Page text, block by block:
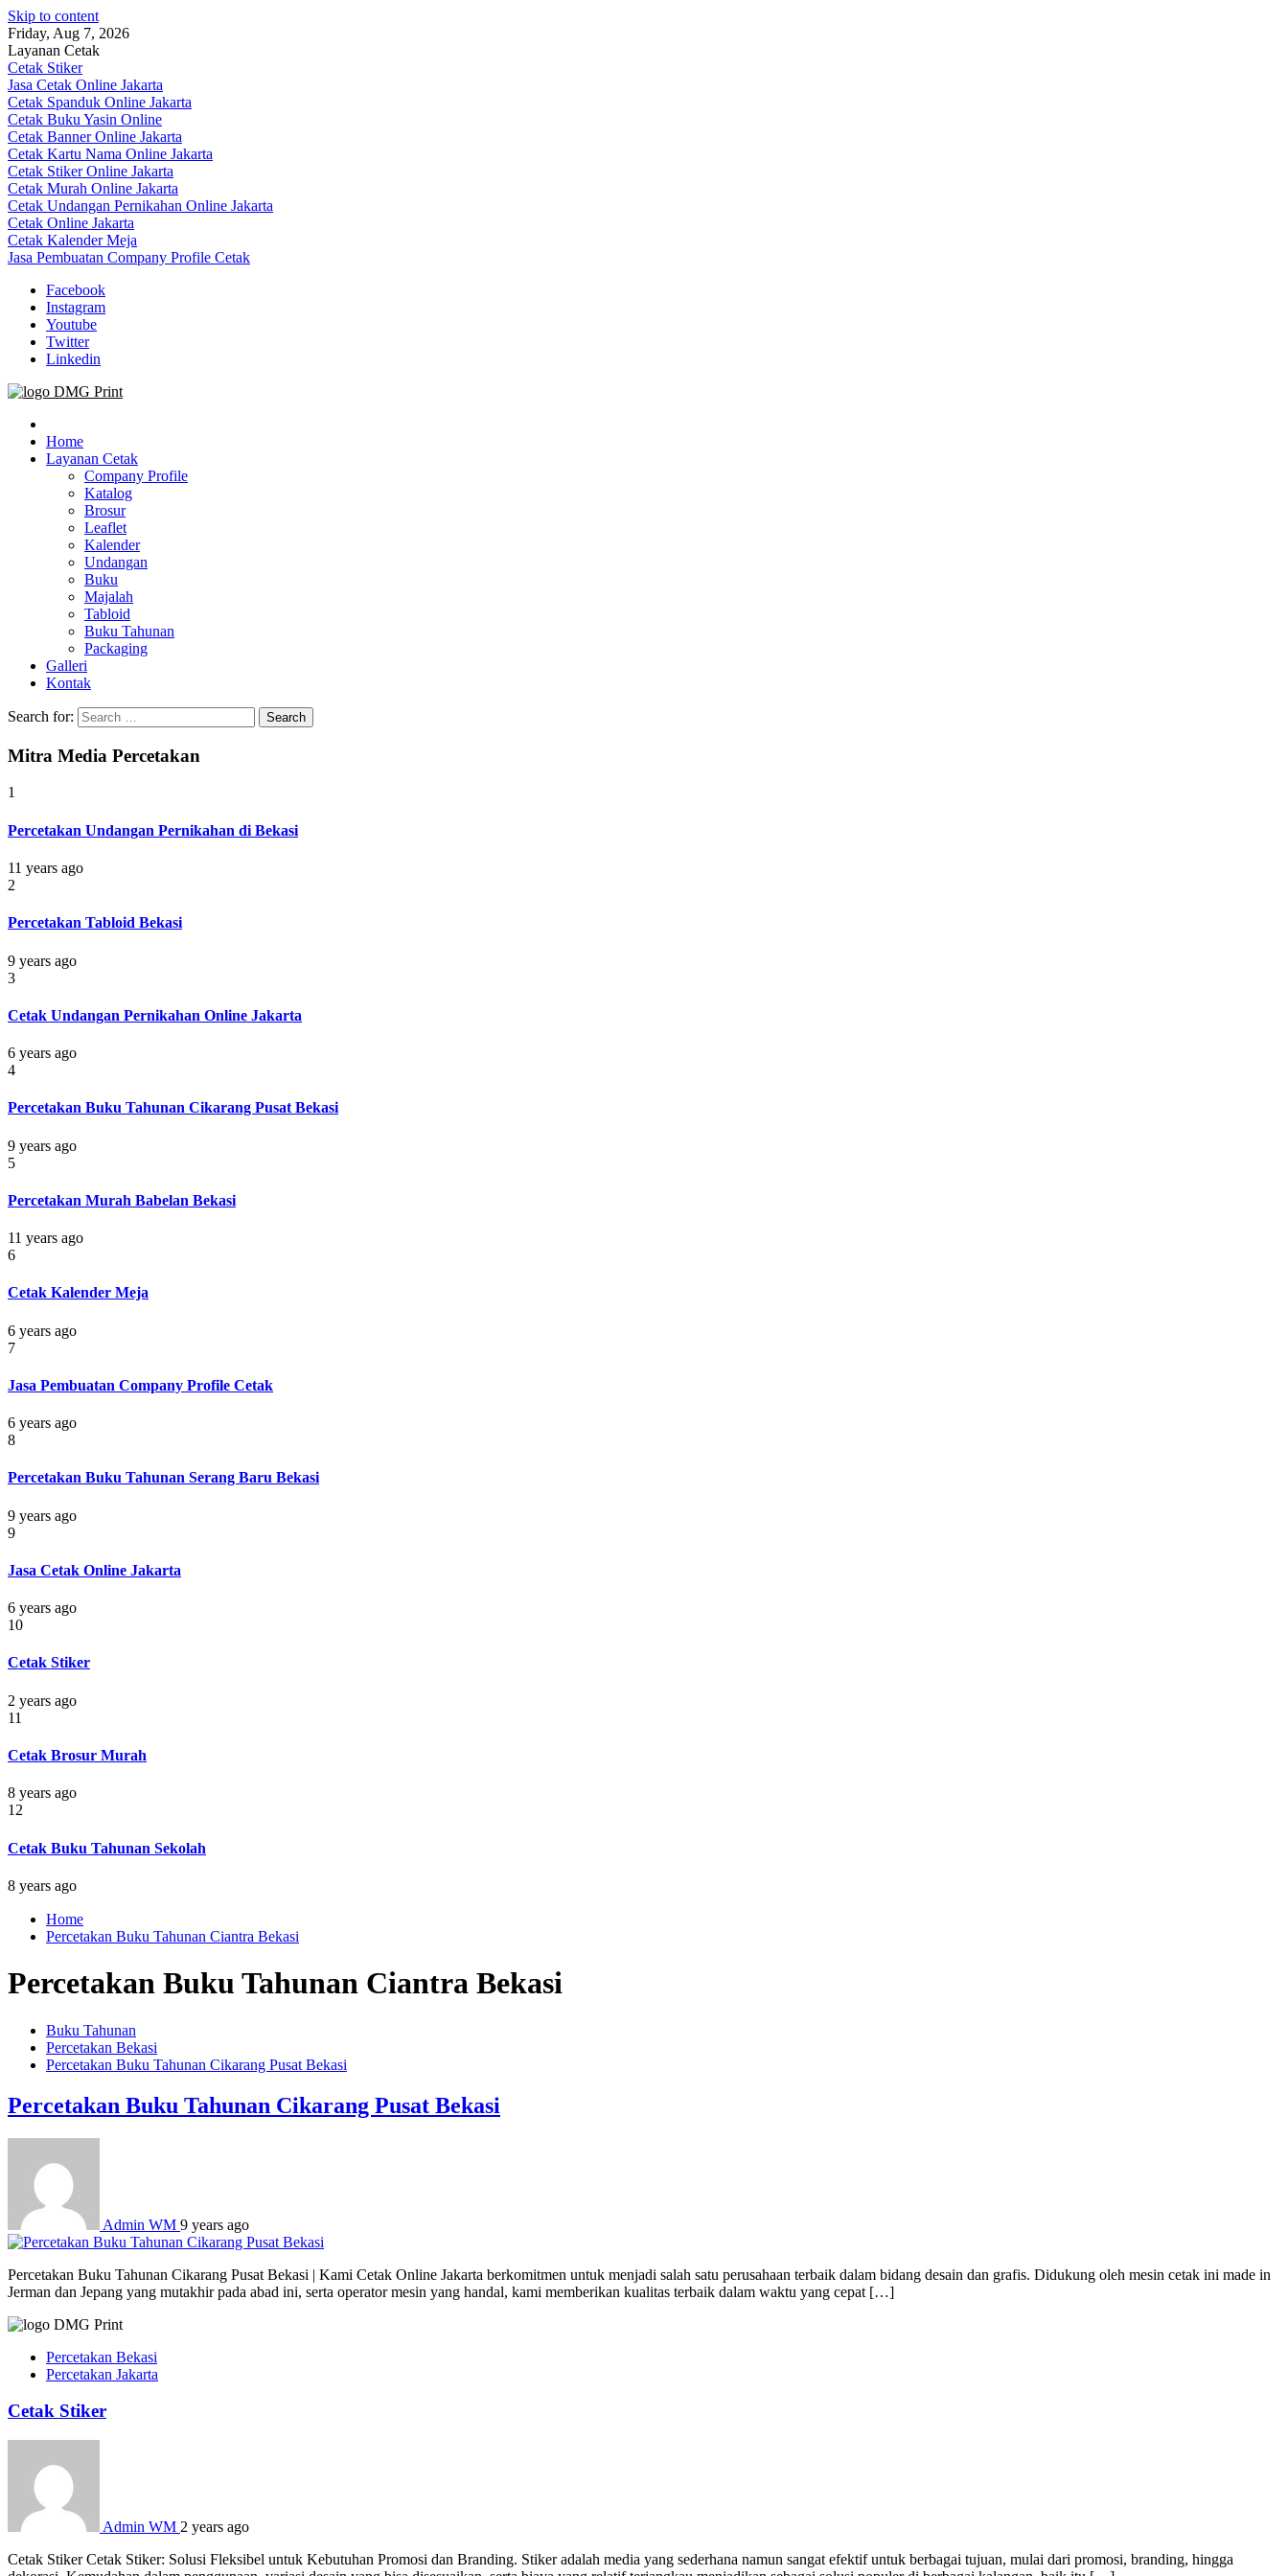
Skip to content
Friday, Aug 7, 2026
Layanan Cetak
Cetak Stiker
Jasa Cetak Online Jakarta
Cetak Spanduk Online Jakarta
Cetak Buku Yasin Online
Cetak Banner Online Jakarta
Cetak Kartu Nama Online Jakarta
Cetak Stiker Online Jakarta
Cetak Murah Online Jakarta
Cetak Undangan Pernikahan Online Jakarta
Cetak Online Jakarta
Cetak Kalender Meja
Jasa Pembuatan Company Profile Cetak
Facebook
Instagram
Youtube
Twitter
Linkedin
Jasa Cetak Online DMG Printing
Home
Layanan Cetak
Company Profile
Katalog
Brosur
Leaflet
Kalender
Undangan
Buku
Majalah
Tabloid
Buku Tahunan
Packaging
Galleri
Kontak
Search for:
Mitra Media Percetakan
1
Percetakan Undangan Pernikahan di Bekasi
11 years ago
2
Percetakan Tabloid Bekasi
9 years ago
3
Cetak Undangan Pernikahan Online Jakarta
6 years ago
4
Percetakan Buku Tahunan Cikarang Pusat Bekasi
9 years ago
5
Percetakan Murah Babelan Bekasi
11 years ago
6
Cetak Kalender Meja
6 years ago
7
Jasa Pembuatan Company Profile Cetak
6 years ago
8
Percetakan Buku Tahunan Serang Baru Bekasi
9 years ago
9
Jasa Cetak Online Jakarta
6 years ago
10
Cetak Stiker
2 years ago
11
Cetak Brosur Murah
8 years ago
12
Cetak Buku Tahunan Sekolah
8 years ago
Home
Percetakan Buku Tahunan Ciantra Bekasi
Percetakan Buku Tahunan Ciantra Bekasi
Buku Tahunan
Percetakan Bekasi
Percetakan Buku Tahunan Cikarang Pusat Bekasi
Percetakan Buku Tahunan Cikarang Pusat Bekasi
Admin WM 9 years ago
Percetakan Buku Tahunan Cikarang Pusat Bekasi | Kami Cetak Online Jakarta berkomitmen untuk menjadi salah satu perusahaan terbaik dalam bidang desain dan grafis. Didukung oleh mesin cetak ini made in
Jerman dan Jepang yang mutakhir pada abad ini, serta operator mesin yang handal, kami memberikan kualitas terbaik dalam waktu yang cepat […]
Percetakan Bekasi
Percetakan Jakarta
Cetak Stiker
Admin WM 2 years ago
Cetak Stiker Cetak Stiker: Solusi Fleksibel untuk Kebutuhan Promosi dan Branding. Stiker adalah media yang sederhana namun sangat efektif untuk berbagai tujuan, mulai dari promosi, branding, hingga